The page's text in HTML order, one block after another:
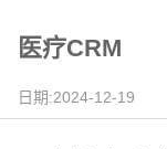
医疗CRM
日期:2024-12-19